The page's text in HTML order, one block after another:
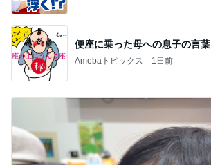
便座に乗った母への息子の言葉
Amebaトピックス 1日前